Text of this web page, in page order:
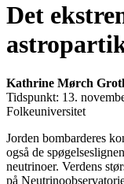
Det
Kathrine Mørch
Tidspunkt: 13.
Folkeuniversitet
Jorden bombarderes
også de
neutrinoer. Verdens
på